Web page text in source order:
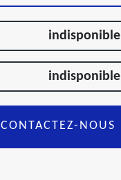
indisponible
indisponible
CONTACTEZ-NOUS